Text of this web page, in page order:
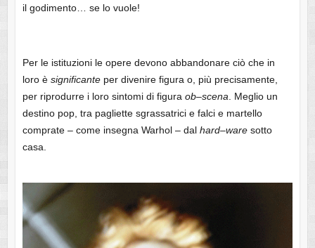
il godimento… se lo vuole!
Per le istituzioni le opere devono abbandonare ciò che in
loro è significanteper divenire figura o, più precisamente,
per riprodurre i loro sintomi di figura ob–scena . Meglio un
destino pop, tra pagliette sgrassatrici e falci e martello
comprate – come insegna Warhol – dal hard–waresotto
casa.